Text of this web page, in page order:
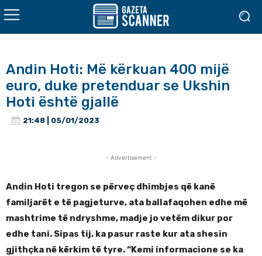
Andin Hoti: Më kërkuan 400 mijë
euro, duke pretenduar se Ukshin
Hoti është gjallë
21:48 | 05/01/2023
- Advertisement -
Andin Hoti tregon se përveç dhimbjes që kanë
familjarët e të pagjeturve, ata ballafaqohen edhe më
mashtrime të ndryshme, madje jo vetëm dikur por
edhe tani. Sipas tij, ka pasur raste kur ata shesin
gjithçka në kërkim të tyre. “Kemi informacione se ka